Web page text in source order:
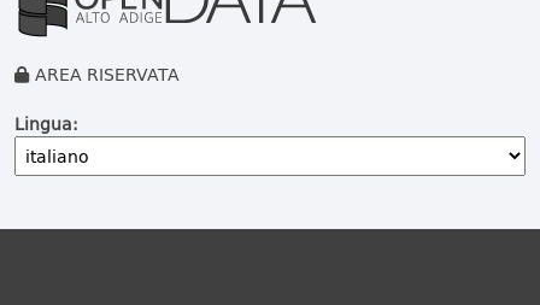
AREA RISERVATA
Lingua